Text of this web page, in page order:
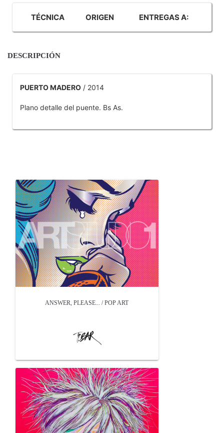
TÉCNICA ORIGEN ENTREGAS A:
DESCRIPCIÓN
PUERTO MADERO / 2014
Plano detalle del puente. Bs As.
ANSWER, PLEASE... / POP ART